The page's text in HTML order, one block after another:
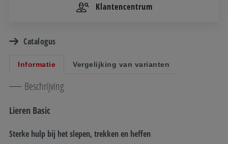
Klantencentrum
Catalogus
Informatie Vergelijking van varianten
Beschrijving
Lieren Basic
Sterke hulp bij het slepen, trekken en heffen